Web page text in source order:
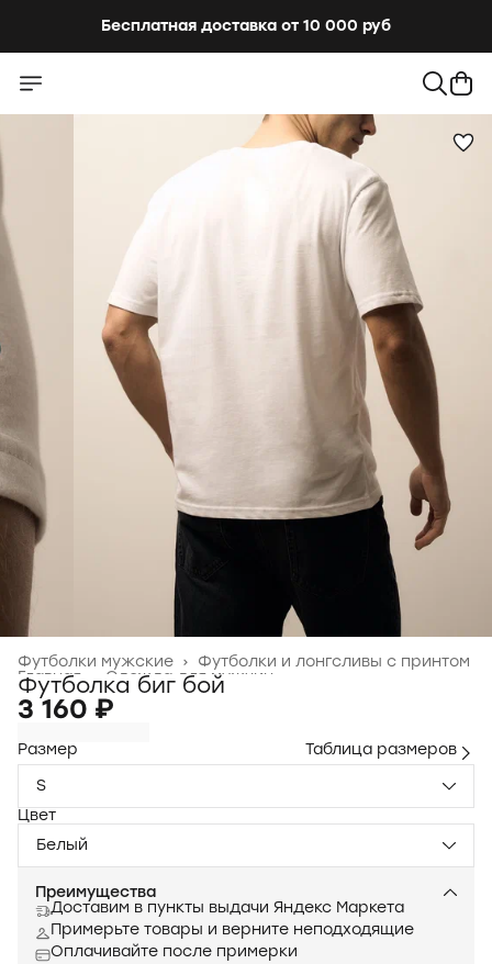
Бесплатная доставка от 10 000 руб
Футболки и лонгсливы с принтом
Футболки мужские ›
Одежда для мужчин
Главная ›
Футболка биг бой
3 160 ₽
Размер
Таблица размеров
S
Цвет
Белый
Преимущества
Доставим в пункты выдачи Яндекс Маркета
Примерьте товары и верните неподходящие
Оплачивайте после примерки